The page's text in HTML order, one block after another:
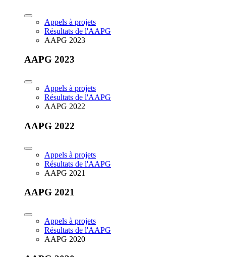
Appels à projets
Résultats de l'AAPG
AAPG 2023
AAPG 2023
Appels à projets
Résultats de l'AAPG
AAPG 2022
AAPG 2022
Appels à projets
Résultats de l'AAPG
AAPG 2021
AAPG 2021
Appels à projets
Résultats de l'AAPG
AAPG 2020